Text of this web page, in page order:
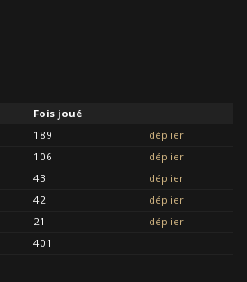
Fois joué
189
déplier
106
déplier
43
déplier
42
déplier
21
déplier
401